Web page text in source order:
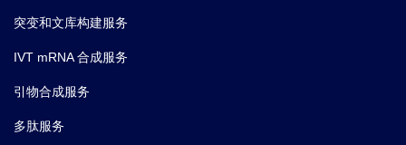
突变和文库构建服务
IVT mRNA 合成服务
引物合成服务
多肽服务